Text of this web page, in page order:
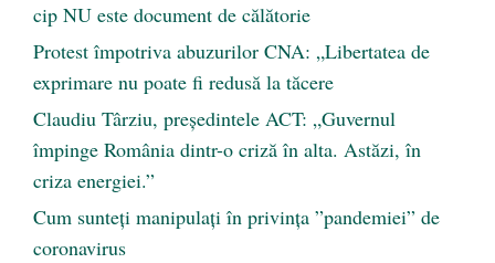
cip NU este document de călătorie
Protest împotriva abuzurilor CNA: „Libertatea de
exprimare nu poate fi redusă la tăcere
Claudiu Târziu, președintele ACT: „Guvernul
împinge România dintr-o criză în alta. Astăzi, în
criza energiei.”
Cum sunteți manipulați în privința ”pandemiei” de
coronavirus